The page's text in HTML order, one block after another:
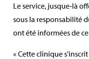
Le service, jusque‑là
sous la responsabilité
ont été informées de
« Cette clinique